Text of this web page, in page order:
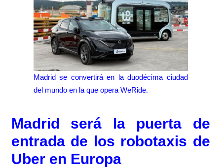
Madrid se convertirá en la duodécima ciudad
del mundo en la que opera WeRide.
Madrid será la puerta de
entrada de los robotaxis de
Uber en Europa